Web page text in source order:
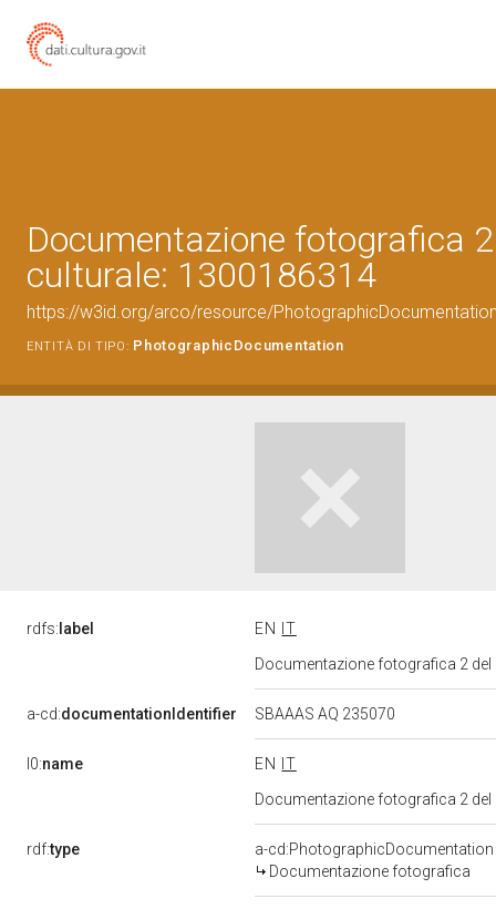
Documentazione fotografica
culturale: 1300186314
https://w3id.org/arco/resource/
ENTITÀ DI TIPO: PhotographicDocumentation
rdfs: label EN
IT
Documentazione fotografica 2
a-cd:documentationIdentifier SBAAAS AQ 235070
l0:name EN
IT
Documentazione fotografica 2
rdf:type
a-cd:PhotographicDocumentation
Documentazione fotografica